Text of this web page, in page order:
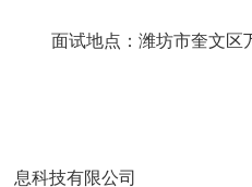
面试地点：潍坊市奎文区
息科技有限公司